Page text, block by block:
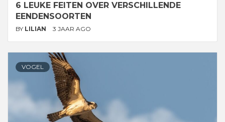
6 LEUKE FEITEN OVER VERSCHILLENDE
EENDENSOORTEN
BY LILIAN 3 JAAR AGO
VOGEL